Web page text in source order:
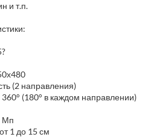
и т.п.
(2 направления)
(180° в каждом направлении)
Мп
1 до 15 см